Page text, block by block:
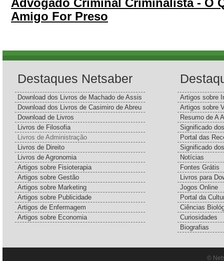
Advogado Criminal Criminalista - O
Amigo For Preso
Destaques Netsaber
Download dos Livros de Machado de Assis
Download dos Livros de Casimiro de Abreu
Download de Livros
Livros de Filosofia
Livros de Administração
Livros de Direito
Livros de Agronomia
Artigos sobre Fisioterapia
Artigos sobre Gestão
Artigos sobre Marketing
Artigos sobre Publicidade
Artigos de Enfermagem
Artigos sobre Economia
Artigos sobre
Artigos sobre
Resumo de A
Significado
Portal das
Significado
Notícias
Fontes Grátis
Livros para
Jogos Online
Portal da
Ciências
Curiosidades
Biografias
©